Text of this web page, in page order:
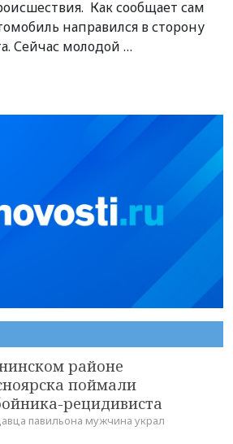
Как сообщает сам
направился в сторону
Сейчас молодой …
районе
поймали
рецидивиста
павильона мужчина украл